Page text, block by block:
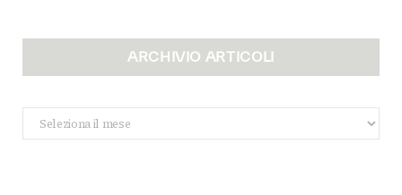
ARCHIVIO ARTICOLI
Archivio
Articoli